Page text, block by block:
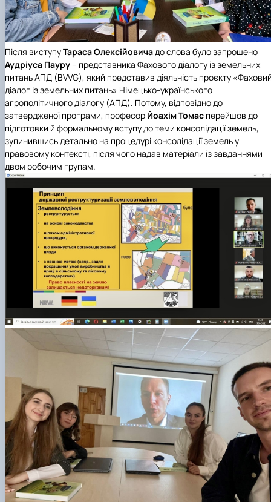
Після виступуТараса Олексійовича до слова було запрошено
Аудріуса Пауру– представника Фахового діалогу із земельних
питань АПД (BVVG), який представив діяльність проєкту
діалог із земельних питань» Німецько-українського
агрополітичного діалогу (АПД). Потому, відповідно до
затвердженої програми, професор Йоахім Томас перейшов до
підготовки й формальному вступу до теми консолідації земель,
зупинившись детально на процедурі консолідації земель у
правовому контексті, після чого надав матеріали із завданнями
двом робочим групам.